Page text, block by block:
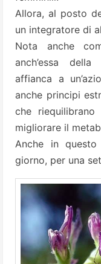
Allora, al posto
un integratore di
Nota anche
anch’essa
affianca a
anche principi
che
migliorare il
Anche in
giorno, per una